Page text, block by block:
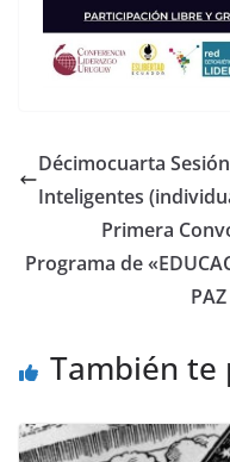
Décimocuarta
Inteligentes
Primera
Programa de
También te